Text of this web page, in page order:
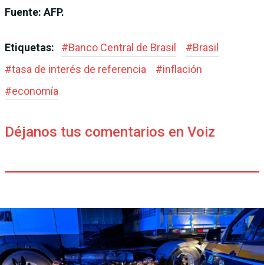
Fuente: AFP.
Etiquetas: #Banco Central de Brasil #Brasil
#tasa de interés de referencia #inflación
#economía
Déjanos tus comentarios en Voiz